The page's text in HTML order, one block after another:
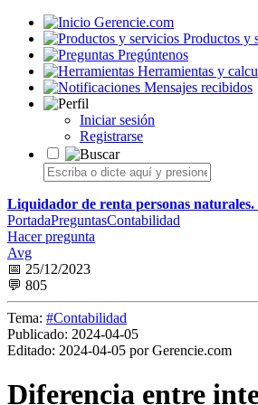
Gerencie.com
Productos y
Pregúntenos
Herramientas y
Mensajes recibidos
Iniciar sesión
Registrarse
Liquidador de renta personas naturales.
PortadaPreguntasContabilidad
Hacer pregunta
Avg
📅 25/12/2023
💬 805
Tema: #Contabilidad
Publicado: 2024-04-05
Editado: 2024-04-05 por Gerencie.com
Diferencia entre